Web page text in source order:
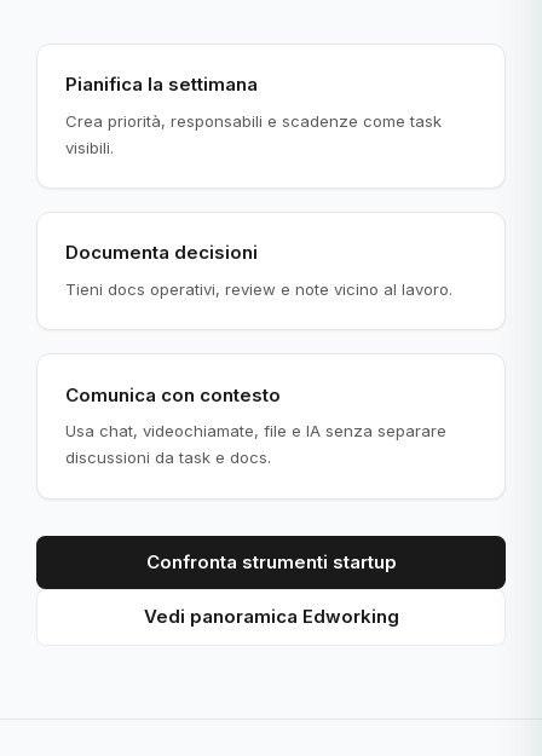
Pianifica la settimana
Crea priorità, responsabili e scadenze come task
visibili.
Documenta decisioni
Tieni docs operativi, review e note vicino al lavoro.
Comunica con contesto
Usa chat, videochiamate, file e IA senza separare
discussioni da task e docs.
Confronta strumenti startup
Vedi panoramica Edworking